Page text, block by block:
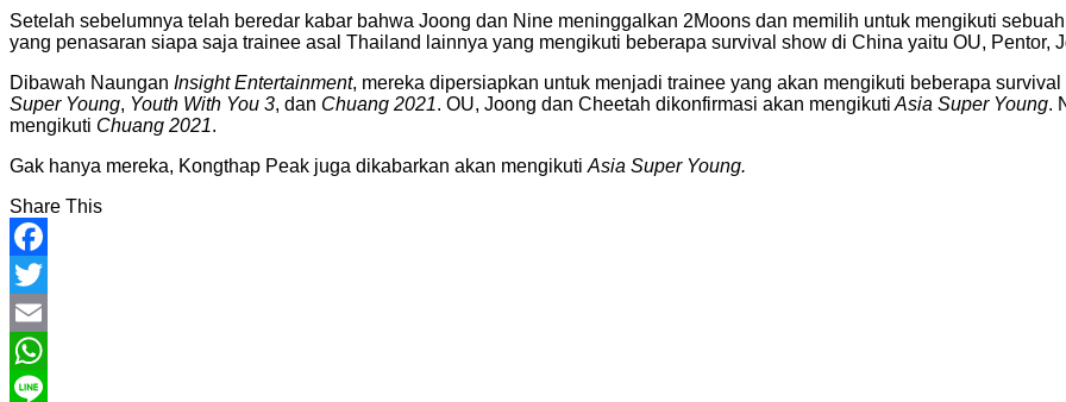
Setelah sebelumnya telah beredar kabar bahwa Joong dan Nine meninggalkan 2Moons dan memilih untuk mengikuti
yang penasaran siapa saja trainee asal Thailand lainnya yang mengikuti beberapa survival show di China yaitu OU, Pentor,
Dibawah Naungan Insight Entertainment, mereka dipersiapkan untuk menjadi trainee yang akan mengikuti beberapa
Super Young, Youth With You 3, dan Chuang 2021. OU, Joong dan Cheetah dikonfirmasi akan mengikuti Asia Super Young.
mengikuti Chuang 2021.
Gak hanya mereka, Kongthap Peak juga dikabarkan akan mengikuti Asia Super Young.
Share This
Facebook
Twitter
Email
WhatsApp